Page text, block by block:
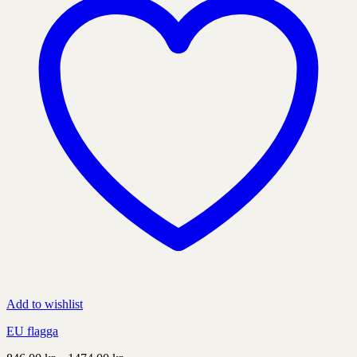
produktens
Add to wishlist
EU flagga